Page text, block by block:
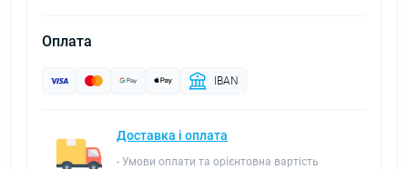
Оплата
IBAN
Доставка і оплата
- Умови оплати та орієнтовна вартість